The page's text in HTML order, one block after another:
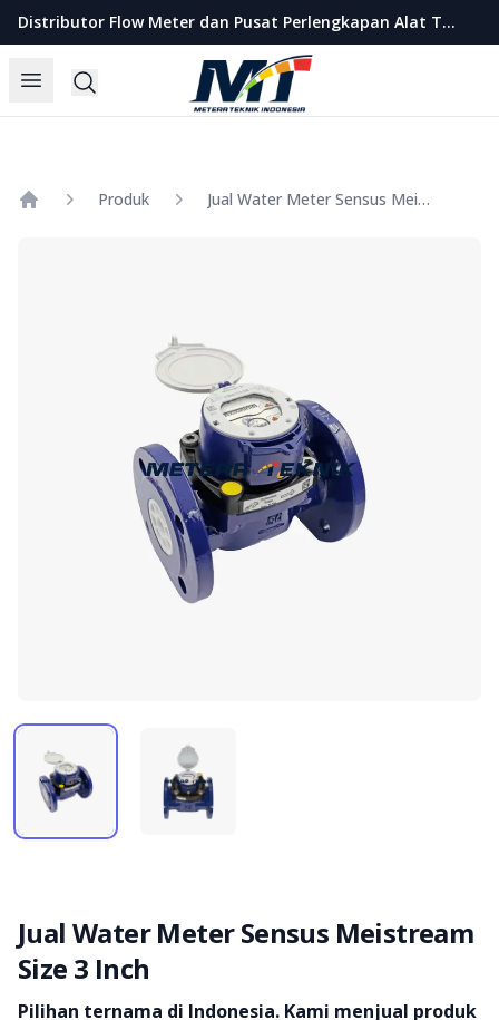
Distributor Flow Meter dan Pusat Perlengkapan Alat Teknik Indonesia
Open menu
Search
Metera Teknik Indonesia
Produk Jual Water Meter Sensus Meistream Size 3 Inch
Jual Water Meter Sensus Meistream
Size 3 Inch
Product information
Pilihan ternama di Indonesia. Kami menjual produk